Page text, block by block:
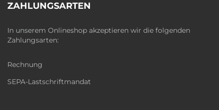
ZAHLUNGSARTEN
In unserem Onlineshop akzeptieren wir die folgenden
Zahlungsarten:
Rechnung
SEPA-Lastschriftmandat